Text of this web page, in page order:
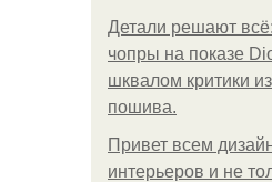
Детали решают
чопры на показе
шквалом критики
пошива.
Привет всем
интерьеров и не